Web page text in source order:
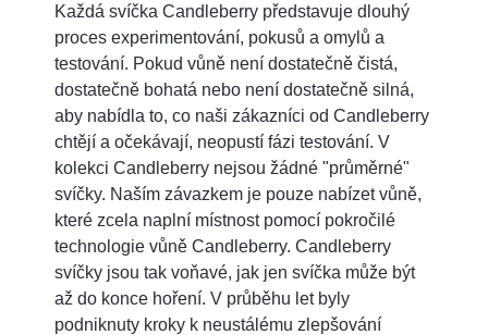
Každá svíčka Candleberry představuje dlouhý
proces experimentování, pokusů a omylů a
testování. Pokud vůně není dostatečně čistá,
dostatečně bohatá nebo není dostatečně silná,
aby nabídla to, co naši zákazníci od Candleberry
chtějí a očekávají, neopustí fázi testování. V
kolekci Candleberry nejsou žádné "průměrné"
svíčky. Naším závazkem je pouze nabízet vůně,
které zcela naplní místnost pomocí pokročilé
technologie vůně Candleberry. Candleberry
svíčky jsou tak voňavé, jak jen svíčka může být
až do konce hoření. V průběhu let byly
podniknuty kroky k neustálému zlepšování